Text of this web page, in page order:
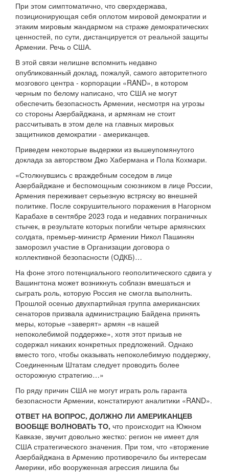
При этом симптоматично, что сверхдержава,
позиционирующая себя оплотом мировой демократии и
этаким мировым жандармом на страже демократических
ценностей, по сути, дистанцируется от реальной защиты
Армении. Речь о США.
В этой связи нелишне вспомнить недавно
опубликованный доклад, пожалуй, самого авторитетного
мозгового центра - корпорации «RAND», в котором
черным по белому написано, что США не могут
обеспечить безопасность Армении, несмотря на угрозы
со стороны Азербайджана, и армянам не стоит
рассчитывать в этом деле на главных мировых
защитников демократии - американцев.
Приведем некоторые выдержки из вышеупомянутого
доклада за авторством Джо Хабермана и Пола Кохмари.
«Столкнувшись с враждебным соседом в лице
Азербайджане и беспомощным союзником в лице России,
Армения переживает серьезную встряску во внешней
политике. После сокрушительного поражения в Нагорном
Карабахе в сентябре 2023 года и недавних пограничных
стычек, в результате которых погибли четыре армянских
солдата, премьер-министр Армении Никол Пашинян
заморозил участие в Организации договора о
коллективной безопасности (ОДКБ)…
На фоне этого потенциального геополитического сдвига у
Вашингтона может возникнуть соблазн вмешаться и
сыграть роль, которую Россия не смогла выполнить.
Прошлой осенью двухпартийная группа американских
сенаторов призвала администрацию Байдена принять
меры, которые «заверят» армян «в нашей
непоколебимой поддержке», хотя этот призыв не
содержал никаких конкретных предложений. Однако
вместо того, чтобы оказывать непоколебимую поддержку,
Соединенным Штатам следует проводить более
осторожную стратегию…»
По ряду причин США не могут играть роль гаранта
безопасности Армении, констатируют аналитики «RAND».
ОТВЕТ НА ВОПРОС, ДОЛЖНО ЛИ АМЕРИКАНЦЕВ
ВООБЩЕ ВОЛНОВАТЬ ТО, что происходит на Южном
Кавказе, звучит довольно жестко: регион не имеет для
США стратегического значения. При том, что «вторжение
Азербайджана в Армению противоречило бы интересам
Америки, ибо вооруженная агрессия лишила бы